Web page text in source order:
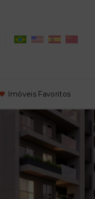
Imóveis Favoritos